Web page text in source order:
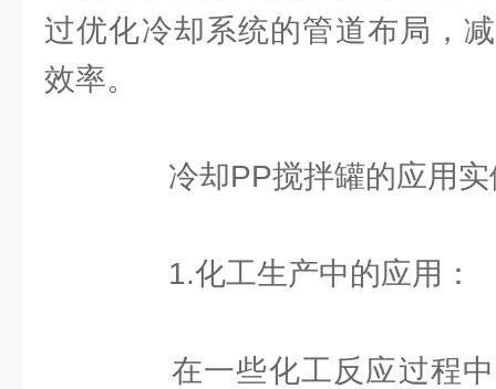
过优化冷却系统的管道布局，
效率。
冷却PP搅拌罐的应用实
1.化工生产中的应用：
在一些化工反应过程中